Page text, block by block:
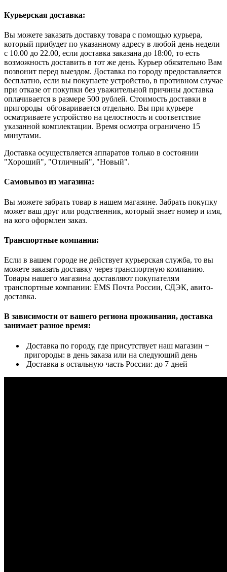
Курьерская доставка:
Вы можете заказать доставку товара с помощью курьера,
который прибудет по указанному адресу в любой день недели
с 10.00 до 22.00, если доставка заказана до 18:00, то есть
возможность доставить в тот же день. Курьер обязательно Вам
позвонит перед выездом. Доставка по городу предоставляется
бесплатно, если вы покупаете устройство, в противном случае
при отказе от покупки без уважительной причины доставка
оплачивается в размере 500 рублей. Стоимость доставки в
пригороды обговаривается отдельно. Вы при курьере
осматриваете устройство на целостность и соответствие
указанной комплектации. Время осмотра ограничено 15
минутами.
Доставка осуществляется аппаратов только в состоянии
"Хороший", "Отличный", "Новый".
Самовывоз из магазина:
Вы можете забрать товар в нашем магазине. Забрать покупку
может ваш друг или родственник, который знает номер и имя,
на кого оформлен заказ.
Транспортные компании:
Если в вашем городе не действует курьерская служба, то вы
можете заказать доставку через транспортную компанию.
Товары нашего магазина доставляют покупателям
транспортные компании: EMS Почта России, СДЭК, авито-
доставка.
В зависимости от вашего региона проживания, доставка
занимает разное время:
Доставка по городу, где присутствует наш магазин +
пригороды: в день заказа или на следующий день
Доставка в остальную часть России: до 7 дней